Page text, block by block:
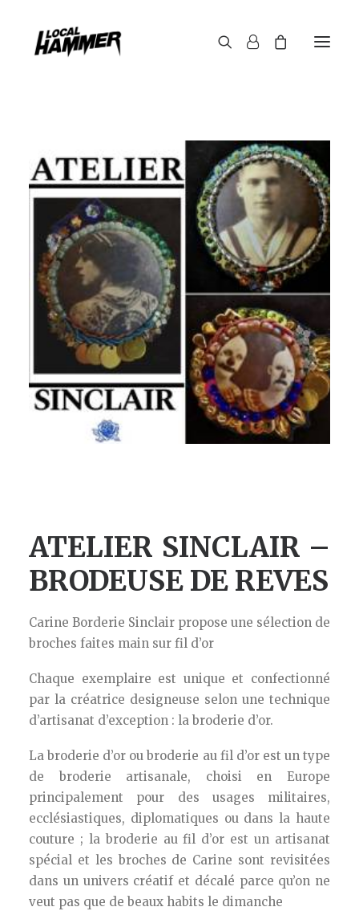
ATELIER SINCLAIR –
BRODEUSE DE REVES
Carine Borderie Sinclair propose une sélection de
broches faites main sur fil d’or
Chaque exemplaire est unique et confectionné
par la créatrice designeuse selon une technique
d’artisanat d’exception : la broderie d’or.
La broderie d’or ou broderie au fil d’or est un type
de broderie artisanale, choisi en Europe
principalement pour des usages militaires,
ecclésiastiques, diplomatiques ou dans la haute
couture ; la broderie au fil d’or est un artisanat
spécial et les broches de Carine sont revisitées
dans un univers créatif et décalé parce qu’on ne
veut pas que de beaux habits le dimanche